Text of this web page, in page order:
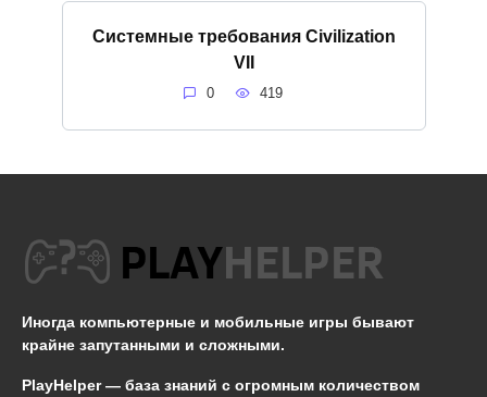
Системные требования Civilization
VII
0 419
Иногда компьютерные и мобильные игры бывают
крайне запутанными и сложными.
PlayHelper — база знаний с огромным количеством